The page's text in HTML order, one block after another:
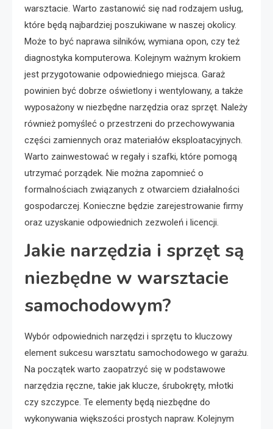
warsztacie. Warto zastanowić się nad rodzajem usług,
które będą najbardziej poszukiwane w naszej okolicy.
Może to być naprawa silników, wymiana opon, czy też
diagnostyka komputerowa. Kolejnym ważnym krokiem
jest przygotowanie odpowiedniego miejsca. Garaż
powinien być dobrze oświetlony i wentylowany, a także
wyposażony w niezbędne narzędzia oraz sprzęt. Należy
również pomyśleć o przestrzeni do przechowywania
części zamiennych oraz materiałów eksploatacyjnych.
Warto zainwestować w regały i szafki, które pomogą
utrzymać porządek. Nie można zapomnieć o
formalnościach związanych z otwarciem działalności
gospodarczej. Konieczne będzie zarejestrowanie firmy
oraz uzyskanie odpowiednich zezwoleń i licencji.
Jakie narzędzia i sprzęt są
niezbędne w warsztacie
samochodowym?
Wybór odpowiednich narzędzi i sprzętu to kluczowy
element sukcesu warsztatu samochodowego w garażu.
Na początek warto zaopatrzyć się w podstawowe
narzędzia ręczne, takie jak klucze, śrubokręty, młotki
czy szczypce. Te elementy będą niezbędne do
wykonywania większości prostych napraw. Kolejnym